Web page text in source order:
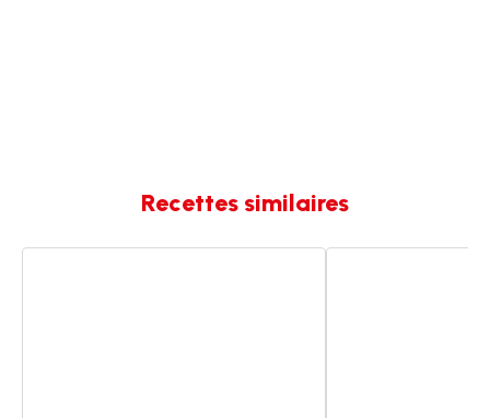
Recettes similaires